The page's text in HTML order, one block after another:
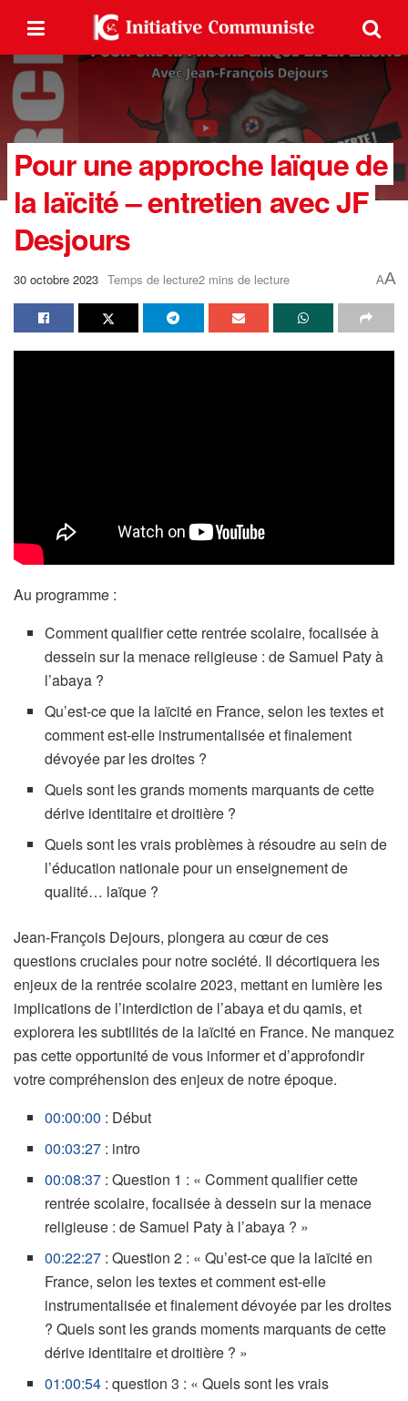
Pour une approche laïque de
la laïcité – entretien avec JF
Desjours
30 octobre 2023 Temps de lecture2 mins de lecture AA
Au programme :
Comment qualifier cette rentrée scolaire, focalisée à
dessein sur la menace religieuse : de Samuel Paty à
l’abaya ?
Qu’est-ce que la laïcité en France, selon les textes et
comment est-elle instrumentalisée et finalement
dévoyée par les droites ?
Quels sont les grands moments marquants de cette
dérive identitaire et droitière ?
Quels sont les vrais problèmes à résoudre au sein de
l’éducation nationale pour un enseignement de
qualité… laïque ?
Jean-François Dejours, plongera au cœur de ces
questions cruciales pour notre société. Il décortiquera les
enjeux de la rentrée scolaire 2023, mettant en lumière les
implications de l’interdiction de l’abaya et du qamis, et
explorera les subtilités de la laïcité en France. Ne manquez
pas cette opportunité de vous informer et d’approfondir
votre compréhension des enjeux de notre époque.
00:00:00 : Début
00:03:27 : intro
00:08:37 : Question 1 : « Comment qualifier cette
rentrée scolaire, focalisée à dessein sur la menace
religieuse : de Samuel Paty à l’abaya ? »
00:22:27 : Question 2 : « Qu’est-ce que la laïcité en
France, selon les textes et comment est-elle
instrumentalisée et finalement dévoyée par les droites
? Quels sont les grands moments marquants de cette
dérive identitaire et droitière ? »
01:00:54 : question 3 : « Quels sont les vrais